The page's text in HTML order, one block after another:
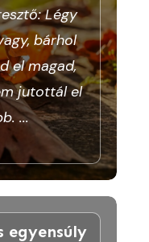
Légy
bárhol
el magad,
jutottál el
...
egyensúly